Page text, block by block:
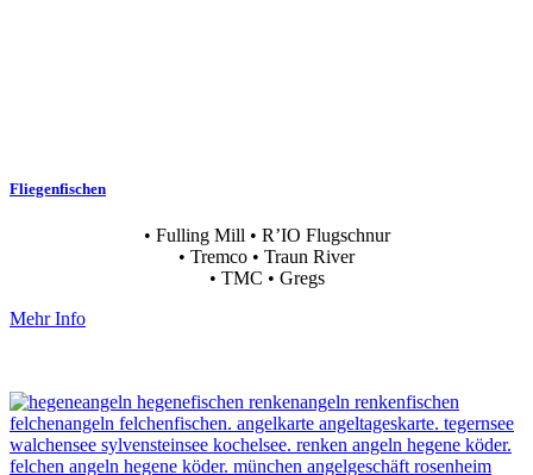
Fliegenfischen
• Fulling Mill • R’IO Flugschnur
• Tremco • Traun River
• TMC • Gregs
Mehr Info